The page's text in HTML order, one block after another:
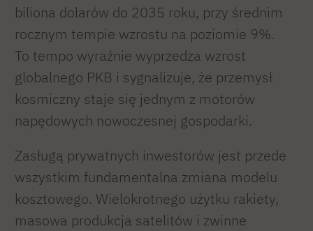
biliona dolarów do 2035 roku, przy średnim
rocznym tempie wzrostu na poziomie 9%.
To tempo wyraźnie wyprzedza wzrost
globalnego PKB i sygnalizuje, że przemysł
kosmiczny staje się jednym z motorów
napędowych nowoczesnej gospodarki.
Zasługą prywatnych inwestorów jest przede
wszystkim fundamentalna zmiana modelu
kosztowego. Wielokrotnego użytku rakiety,
masowa produkcja satelitów i zwinne